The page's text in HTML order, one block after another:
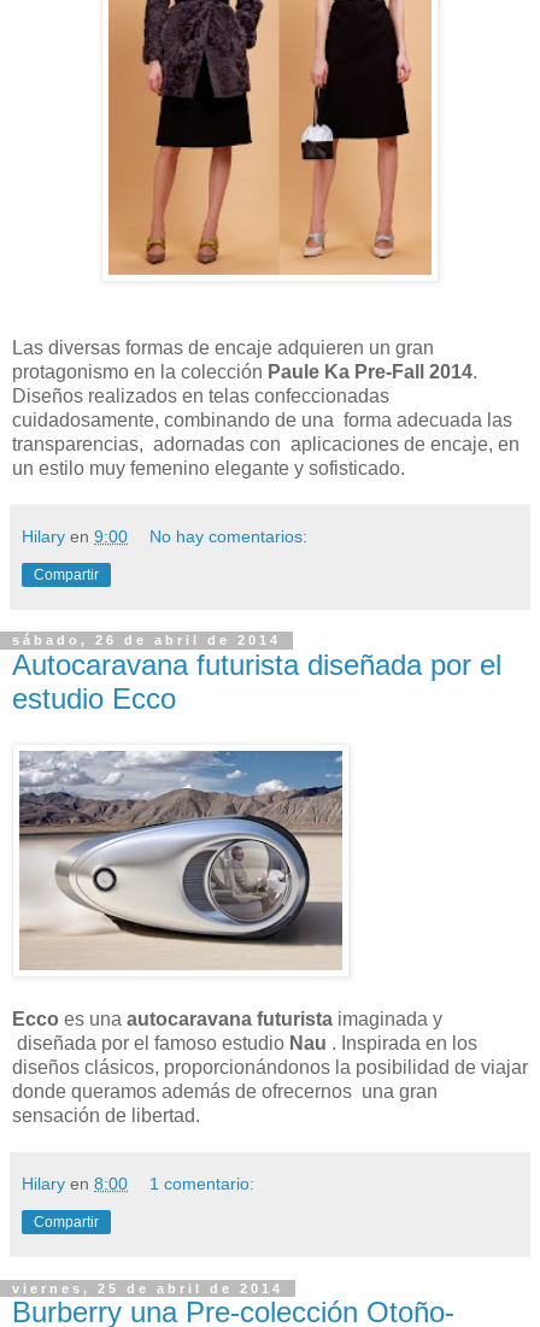
Las diversas formas de encaje adquieren un gran
protagonismo en la colección Paule Ka Pre-Fall 2014.
Diseños realizados en telas confeccionadas
cuidadosamente, combinando de una forma adecuada las
transparencias, adornadas con aplicaciones de encaje, en
un estilo muy femenino elegante y sofisticado.
Hilary en 9:00 No hay comentarios:
Compartir
sábado, 26 de abril de 2014
Autocaravana futurista diseñada por el
estudio Ecco
Ecco es una autocaravana futurista imaginada y
diseñada por el famoso estudio Nau . Inspirada en los
diseños clásicos, proporcionándonos la posibilidad de viajar
donde queramos además de ofrecernos una gran
sensación de libertad.
Hilary en 8:00 1 comentario:
Compartir
viernes, 25 de abril de 2014
Burberry una Pre-colección Otoño-